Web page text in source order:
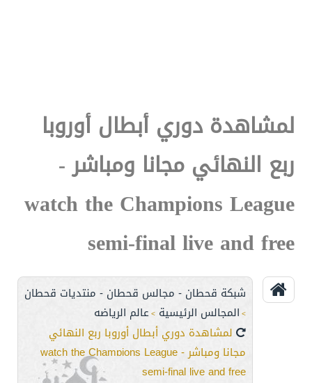
لمشاهدة دوري أبطال أوروبا
ربع النهائي مجانا ومباشر -
watch the Champions League
semi-final live and free
شبكة قحطان - مجالس قحطان - منتديات قحطان
> المجالس الرئيسية > عالم الرياضه
لمشاهدة دوري أبطال أوروبا ربع النهائي
مجانا ومباشر - watch the Champions League
semi-final live and free